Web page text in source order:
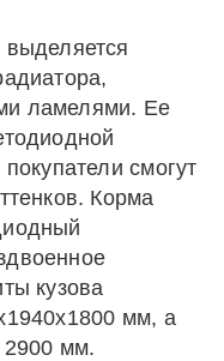
выделяется
ламелями. Ее
смогут
Корма
кузова
мм, а
2900 мм.